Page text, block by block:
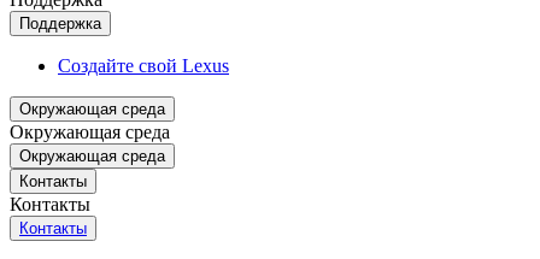
Поддержка
Создайте свой Lexus
Окружающая среда
Окружающая среда
Окружающая среда
Контакты
Контакты
Контакты